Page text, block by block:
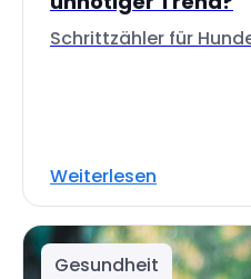
Schrittzähler für
Weiterlesen
Gesundheit